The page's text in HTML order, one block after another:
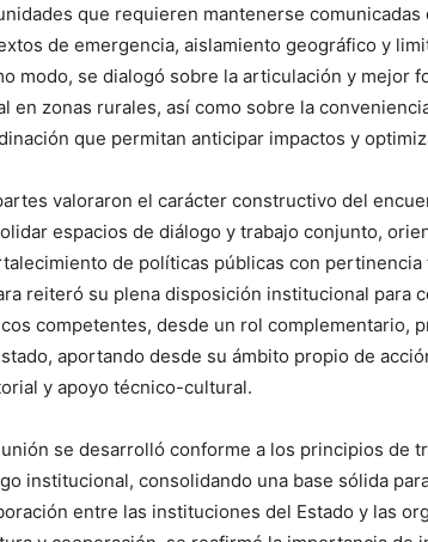
que requieren mantenerse
de emergencia, aislamiento geográfico y
modo, se dialogó sobre la articulación y mejor
en zonas rurales, así como sobre la
que permitan anticipar impactos y
valoraron el carácter constructivo del
espacios de diálogo y trabajo conjunto,
de políticas públicas con
reiteró su plena disposición institucional para
competentes, desde un rol complementario,
aportando desde su ámbito propio de
y apoyo técnico-cultural.
se desarrolló conforme a los principios de
institucional, consolidando una base sólida
entre las instituciones del Estado y las